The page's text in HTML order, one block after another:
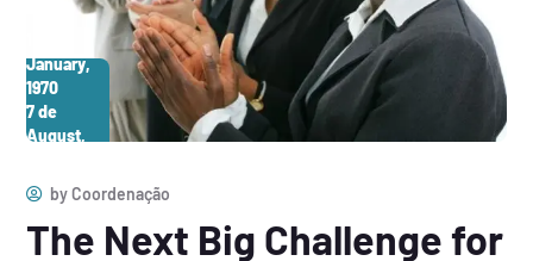
January,
1970
7 de
August,
byCoordenação
The Next Big Challenge for